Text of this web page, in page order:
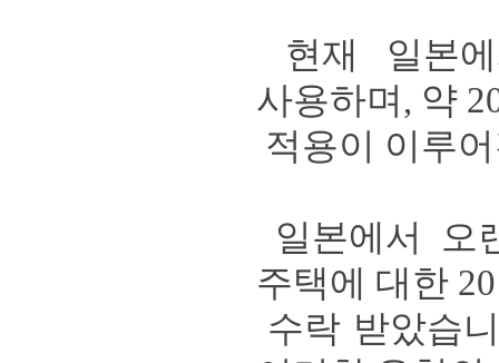
현재 일본
사용하며 , 약
적용이 이루
일본에서 오
주택에 대한 20
수락 받았습